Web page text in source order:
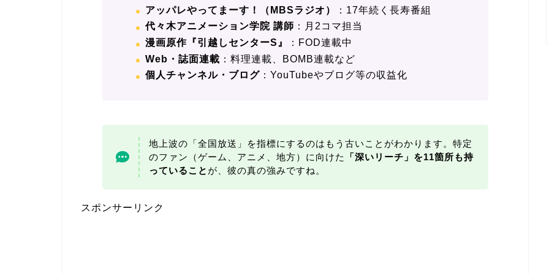
アッパレやってまーす！（MBSラジオ）
：17年続く長寿番組
代々木アニメーション学院 講師 ：月2コマ担当
漫画原作『引越しセンターS』
：FOD連載中
Web・誌面連載 ：料理連載、BOMB連載など
個人チャンネル・ブログ：YouTubeやブログ等の収益化
地上波の「全国放送」を指標にするのはもう古いことがわかります。特定
のファン（ゲーム、アニメ、地方）に向けた
「深いリーチ」を11箇所も持
っていること が、彼の真の強みですね。
スポンサーリンク